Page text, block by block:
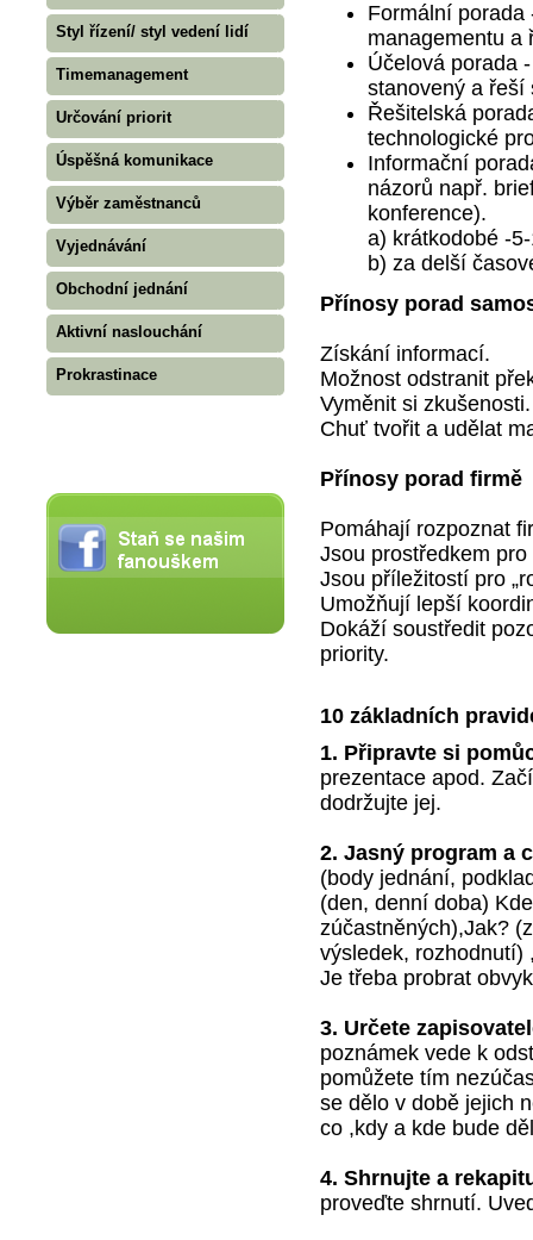
Styl řízení/ styl vedení lidí
Timemanagement
Určování priorit
Úspěšná komunikace
Výběr zaměstnanců
Vyjednávání
Obchodní jednání
Aktivní naslouchání
Prokrastinace
Formální porada
managementu a
Účelová porada
stanovený a řeší
Řešitelská
technologické
Informační
názorů např.
konference).
a) krátkodobé -
b) za delší
Přínosy porad
Získání informací.
Možnost odstranit
Vyměnit si zkušenosti.
Chuť tvořit a udělat
Přínosy porad firmě
Pomáhají rozpoznat
Jsou prostředkem
Jsou příležitostí pro
Umožňují lepší
Dokáží soustředit
priority.
10 základních
1. Připravte si
prezentace apod.
dodržujte jej.
2. Jasný program a
(body jednání,
(den, denní doba)
zúčastněných),Jak?
výsledek, rozhodnutí)
Je třeba probrat
3. Určete
poznámek vede k
pomůžete tím
se dělo v době jejich
co ,kdy a kde bude
4. Shrnujte a
proveďte shrnutí.